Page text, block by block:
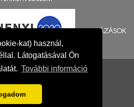
kat) használ,
Látogatásával Ön
További információ
BERUHÁZÁSOK
Egyházmegye
Impresszum
Attila, Zadubenszki Norbert